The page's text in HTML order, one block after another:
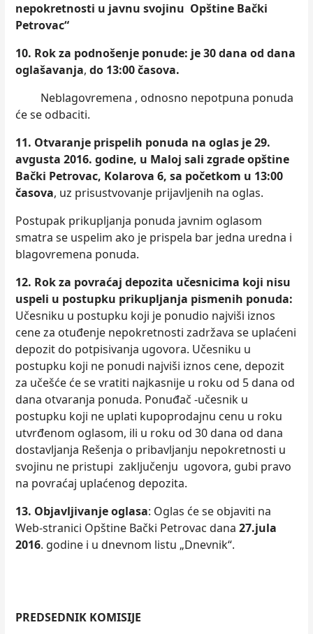
nepokretnosti u javnu svojinu Opštine Bački
Petrovac“
10. Rok za podnošenje ponude: je 30 dana od dana
oglašavanja, do 13:00časova.
Neblagovremena , odnosno nepotpuna ponuda
će se odbaciti.
11. Otvaranje prispelih ponuda na oglas je 29.
avgusta 2016. godine, u Maloj sali zgradeopštine
Bački Petrovac, Kolarova 6, sa početkom u 13:00
časova, uz prisustvovanje prijavlјenih na oglas.
Postupak prikuplјanja ponuda javnim oglasom
smatra se uspelim ako je prispela bar jedna uredna i
blagovremena ponuda.
12. Rok za povraćaj depozita učesnicima koji nisu
uspeli u postupku prikuplјanja pismenih ponuda:
Učesniku u postupku koji je ponudio najviši iznos
cene za otuđenje nepokretnosti zadržava se uplaćeni
depozit do potpisivanja ugovora. Učesniku u
postupku koji ne ponudi najviši iznos cene, depozit
za učešće će se vratiti najkasnije u roku od 5 dana od
dana otvaranja ponuda. Ponuđač -učesnik u
postupku koji ne uplati kupoprodajnu cenu u roku
utvrđenom oglasom, ili u roku od 30 dana od dana
dostavlјanja Rešenja o pribavlјanju nepokretnosti u
svojinu ne pristupi zaklјučenju ugovora, gubi pravo
na povraćaj uplaćenog depozita.
13. Objavlјivanje oglasa: Oglas će se objaviti na
Web-stranici Opštine Bački Petrovac dana 27.jula
2016. godine i u dnevnom listu „Dnevnik“.
PREDSEDNIK KOMISIJE